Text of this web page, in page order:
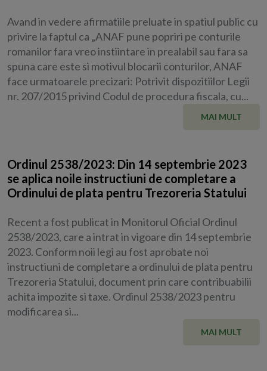
Avand in vedere afirmatiile preluate in spatiul public cu
privire la faptul ca „ANAF pune popriri pe conturile
romanilor fara vreo instiintare in prealabil sau fara sa
spuna care este si motivul blocarii conturilor, ANAF
face urmatoarele precizari: Potrivit dispozitiilor Legii
nr. 207/2015 privind Codul de procedura fiscala, cu...
MAI MULT
Ordinul 2538/2023: Din 14 septembrie 2023
se aplica noile instructiuni de completare a
Ordinului de plata pentru Trezoreria Statului
Recent a fost publicat in Monitorul Oficial Ordinul
2538/2023, care a intrat in vigoare din 14 septembrie
2023. Conform noii legi au fost aprobate noi
instructiuni de completare a ordinului de plata pentru
Trezoreria Statului, document prin care contribuabilii
achita impozite si taxe. Ordinul 2538/2023 pentru
modificarea si...
MAI MULT